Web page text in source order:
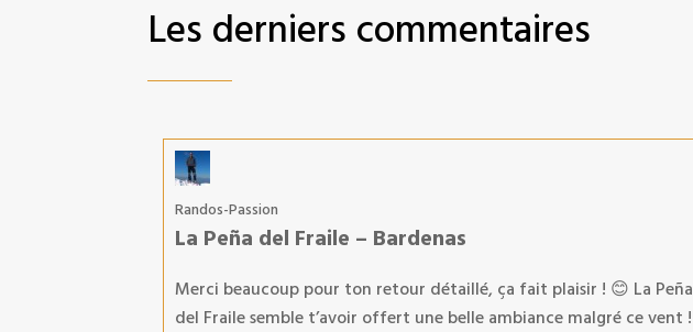
Les derniers commentaires
Randos-Passion
La Peña del Fraile – Bardenas
Merci beaucoup pour ton retour détaillé, ça fait plaisir ! 😊 La Peña
del Fraile semble t’avoir offert une belle ambiance malgré ce vent !